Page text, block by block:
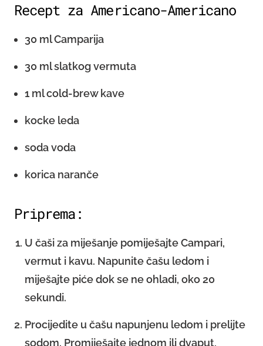
Recept za Americano-Americano
30 ml Camparija
30 ml slatkog vermuta
1 ml cold-brew kave
kocke leda
soda voda
korica naranče
Priprema:
U čaši za miješanje pomiješajte Campari,
vermut i kavu. Napunite čašu ledom i
miješajte piće dok se ne ohladi, oko 20
sekundi.
Procijedite u čašu napunjenu ledom i prelijte
sodom. Promiješajte jednom ili dvaput,